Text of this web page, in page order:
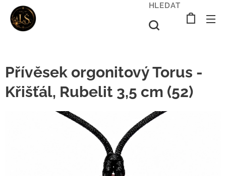
HLEDAT
Přívěsek orgonitový Torus -
Křišťál, Rubelit 3,5 cm (52)